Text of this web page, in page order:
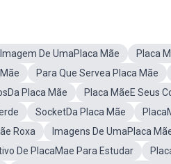
Imagem De UmaPlaca Mãe Placa
Para Que Servea Placa Mãe
Placa Mãe Placa MãeE Seus
SocketDa Placa Mãe
Roxa Imagens De UmaPlaca
De PlacaMae Para Estudar